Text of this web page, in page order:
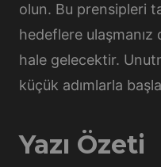
olun. Bu prensipleri
hedeflere
hale gelecektir.
küçük adımlarla
Yazı Özeti